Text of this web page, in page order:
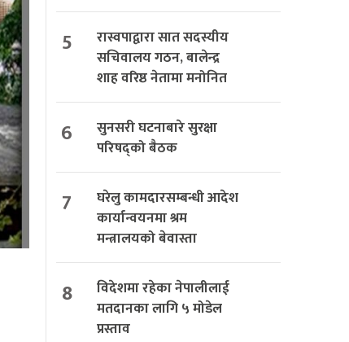
5
रास्वपाद्वारा सात सदस्यीय
सचिवालय गठन, बालेन्द्र
शाह वरिष्ठ नेतामा मनोनित
6
सुनसरी घटनाबारे सुरक्षा
परिषद्को बैठक
7
घरेलु कामदारसम्बन्धी आदेश
कार्यान्वयनमा श्रम
मन्त्रालयको बेवास्ता
8
विदेशमा रहेका नेपालीलाई
मतदानका लागि ५ मोडेल
प्रस्ताव